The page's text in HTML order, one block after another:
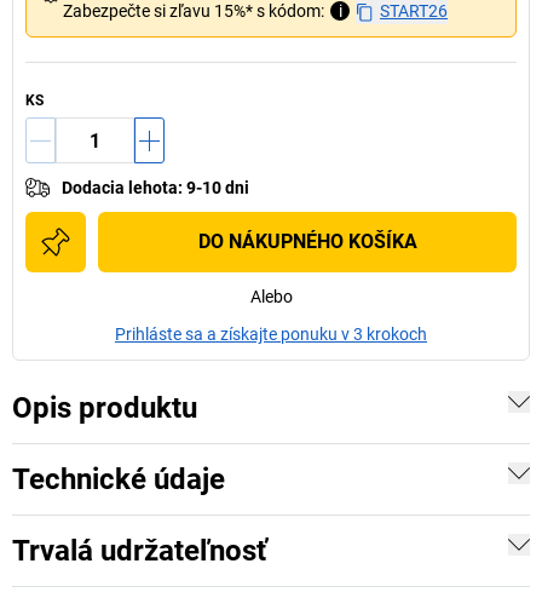
Zabezpečte si zľavu 15%* s kódom:
i START26
KS
Dodacia lehota: 9-10 dni
DO NÁKUPNÉHO KOŠÍKA
Alebo
Prihláste sa a získajte ponuku v 3 krokoch
Opis produktu
Technické údaje
Trvalá udržateľnosť